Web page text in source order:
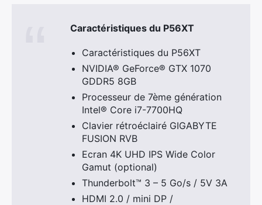
Caractéristiques du P56XT
Caractéristiques du P56XT
NVIDIA® GeForce® GTX 1070
GDDR5 8GB
Processeur de 7ème génération
Intel® Core i7-7700HQ
Clavier rétroéclairé GIGABYTE
FUSION RVB
Ecran 4K UHD IPS Wide Color
Gamut (optional)
Thunderbolt™ 3 – 5 Go/s / 5V 3A
HDMI 2.0 / mini DP /